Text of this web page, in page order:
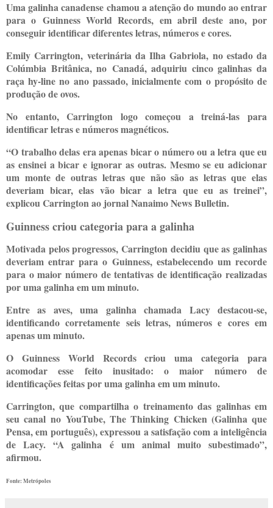
Uma galinha canadense chamou a atenção do mundo ao entrar
para o Guinness World Records, em abril deste ano, por
conseguir identificar diferentes letras, números e cores.
Emily Carrington, veterinária da Ilha Gabriola, no estado da
Colúmbia Britânica, no Canadá, adquiriu cinco galinhas da
raça hy-line no ano passado, inicialmente com o propósito de
produção de ovos.
No entanto, Carrington logo começou a treiná-las para
identificar letras e números magnéticos.
“O trabalho delas era apenas bicar o número ou a letra que eu
as ensinei a bicar e ignorar as outras. Mesmo se eu adicionar
um monte de outras letras que não são as letras que elas
deveriam bicar, elas vão bicar a letra que eu as treinei”,
explicou Carrington ao jornal Nanaimo News Bulletin.
Guinness criou categoria para a galinha
Motivada pelos progressos, Carrington decidiu que as galinhas
deveriam entrar para o Guinness, estabelecendo um recorde
para o maior número de tentativas de identificação realizadas
por uma galinha em um minuto.
Entre as aves, uma galinha chamada Lacy destacou-se,
identificando corretamente seis letras, números e cores em
apenas um minuto.
O Guinness World Records criou uma categoria para
acomodar esse feito inusitado: o maior número de
identificações feitas por uma galinha em um minuto.
Carrington, que compartilha o treinamento das galinhas em
seu canal no YouTube, The Thinking Chicken (Galinha que
Pensa, em português), expressou a satisfação com a inteligência
de Lacy. “A galinha é um animal muito subestimado”,
afirmou.
Fonte: Metrópoles